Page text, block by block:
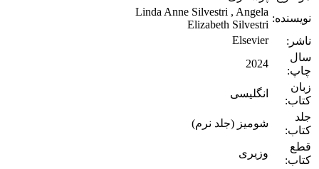
نویسنده:
Linda Anne Silvestri , Angela
Elizabeth Silvestri
ناشر:
Elsevier
سال
چاپ:
2024
زبان
کتاب:
انگلیسی
جلد
کتاب:
شومیز (جلد نرم)
قطع
کتاب:
وزیری